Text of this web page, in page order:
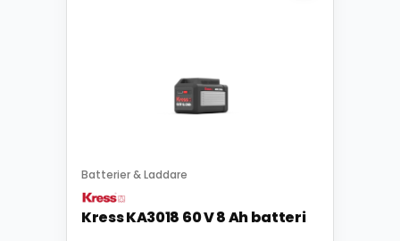
Batterier & Laddare
Kress KA3018 60 V 8 Ah batteri